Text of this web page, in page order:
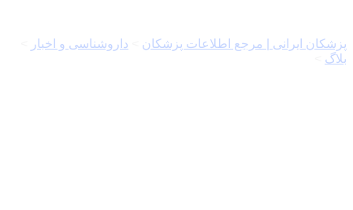
پزشکان ایرانی | مرجع اطلاعات پزشکان داروشناسی و اخبار
بلاگ